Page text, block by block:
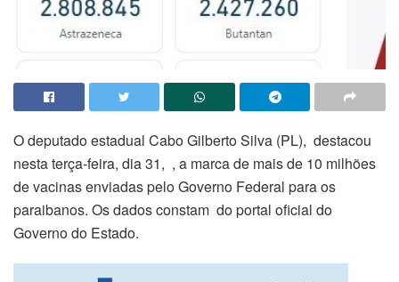
O deputado estadual Cabo Gilberto Silva (PL), destacou
nesta terça-feira, dia 31, , a marca de mais de 10 milhões
de vacinas enviadas pelo Governo Federal para os
paraibanos. Os dados constam do portal oficial do
Governo do Estado.